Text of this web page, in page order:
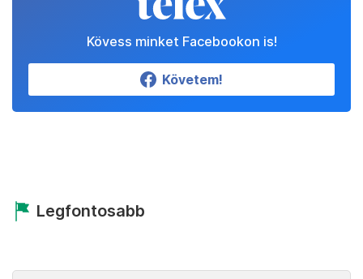
Kövess minket Facebookon is!
Követem!
Legfontosabb